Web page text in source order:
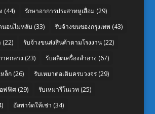
(44) รักษาอาการประสาทหูเสื่อม (29)
นอนไม่หลับ (33) รับจ้างขนของกรุงเทพ (43)
(22) รับจ้างขนส่งสินค้าตามโรงงาน(22)
คกลาง (23) รับผลิตเครื่องสำอาง (67)
ล็ก(26) รับเหมาต่อเติมครบวงจร(29)
ฟฟิศ(29) รับเหมารีโนเวท (25)
อัลพาร์ดให้เช่า (34)